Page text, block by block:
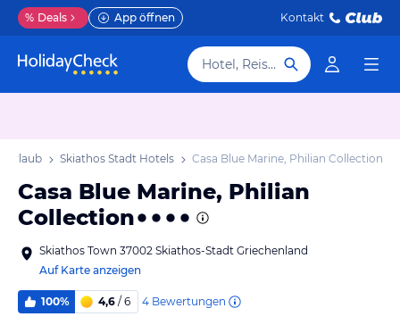
% Deals App öffnen Kontakt
Hotel, Reiseziel
Urlaub Skiathos Stadt Hotels Casa Blue Marine, Philian Collection
Casa Blue Marine, Philian
Collection
Skiathos Town 37002 Skiathos-Stadt Griechenland
Auf Karte anzeigen
100% 4,6 / 6 4 Bewertungen